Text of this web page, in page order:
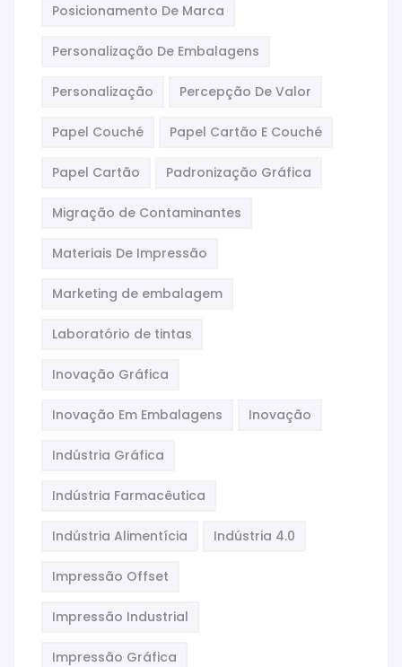
Posicionamento De Marca
Personalização De Embalagens
Personalização Percepção De Valor
Papel Couché Papel Cartão E Couché
Papel Cartão Padronização Gráfica
Migração de Contaminantes
Materiais De Impressão
Marketing de embalagem
Laboratório de tintas
Inovação Gráfica
Inovação Em Embalagens Inovação
Indústria Gráfica
Indústria Farmacêutica
Indústria Alimentícia Indústria 4.0
Impressão Offset
Impressão Industrial
Impressão Gráfica